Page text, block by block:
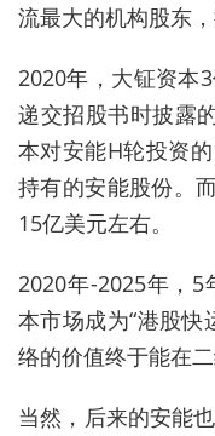
流最大的机构股东
2020年，大钲资本
递交招股书时披露
本对安能H轮投资
持有的安能股份。
15亿美元左右。
2020年-2025年，
本市场成为“港股快
络的价值终于能在
当然，后来的安能